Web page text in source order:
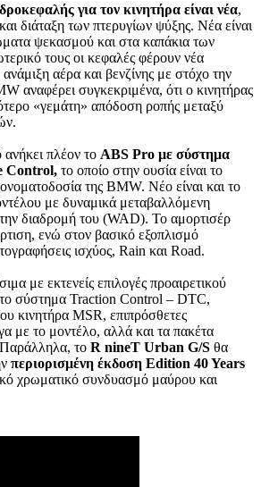
για τον κινητήρα είναι νέα,
διάταξη των πτερυγίων ψύξης. Νέα είναι
ψεκασμού και στα καπάκια των
τους οι κεφαλές φέρουν νέα
αέρα και βενζίνης με στόχο την
αναφέρει συγκεκριμένα, ότι ο κινητήρας
«γεμάτη» απόδοση ροπής μεταξύ
πλέον το ABS Pro με σύστημα
Control, το οποίο στην ουσία είναι το
της BMW. Νέο είναι και το
με δυναμικά μεταβαλλόμενη
διαδρομή του (WAD). Το αμορτισέρ
ενώ στον βασικό εξοπλισμό
ισχύος, Rain και Road.
με εκτενείς επιλογές προαιρετικού
σύστημα Traction Control – DTC,
κινητήρα MSR, επιπρόσθετες
με το μοντέλο, αλλά και τα πακέτα
το R nineT Urban G/S θα
περιορισμένη έκδοση Edition 40 Years
χρωματικό συνδυασμό μαύρου και